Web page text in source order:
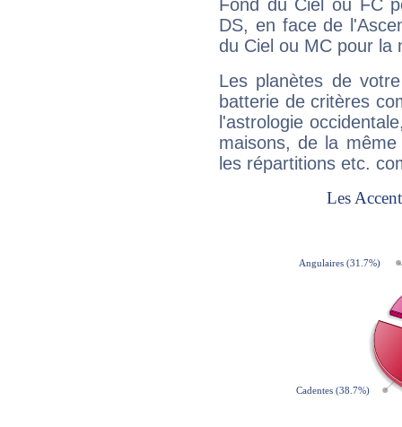
Fond du Ciel ou FC
DS, en face de
du Ciel ou MC pour la
Les planètes de
batterie de critères
l'astrologie
maisons, de la
les répartitions etc.